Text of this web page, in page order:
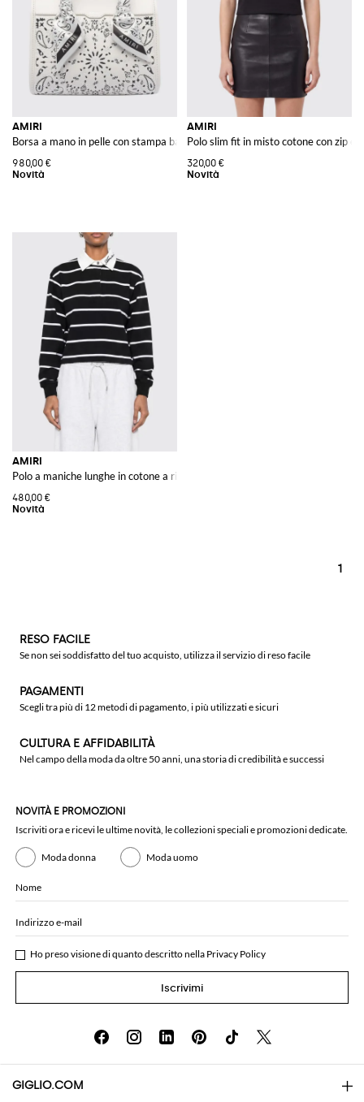
AMIRI
Borsa a mano in pelle con stampa bandana e monogram
980,00 €
AMIRI
Polo slim fit in misto cotone con zip e
320,00 €
AMIRI
Polo a maniche lunghe in cotone a righe con logo a contrasto
480,00 €
1
RESO FACILE
Se non sei soddisfatto del tuo acquisto, utilizza il servizio di reso facile
PAGAMENTI
Scegli tra più di 12 metodi di pagamento, i più utilizzati e sicuri
CULTURA E AFFIDABILITÀ
Nel campo della moda da oltre 50 anni, una storia di credibilità e successi
NOVITÀ E PROMOZIONI
Iscriviti ora e ricevi le ultime novità, le collezioni speciali e promozioni dedicate.
Moda donna Moda uomo
Nome
Indirizzo e-mail
Ho preso visione di quanto descritto nella Privacy Policy
Iscrivimi
GIGLIO.COM